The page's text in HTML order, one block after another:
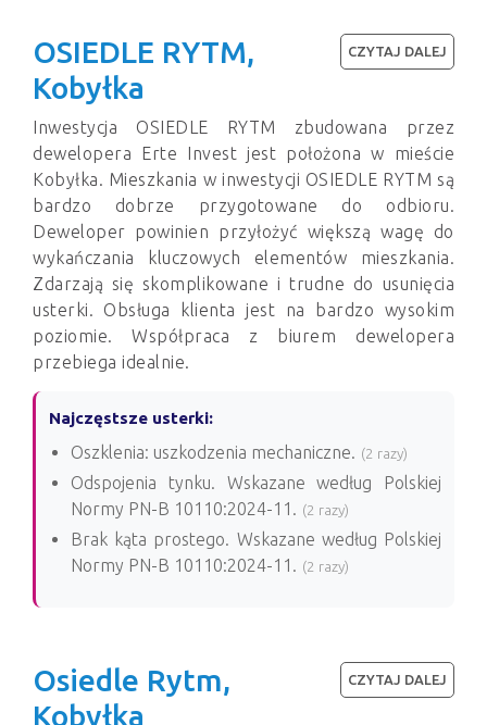
OSIEDLE RYTM,
Kobyłka
Inwestycja OSIEDLE RYTM zbudowana przez
dewelopera Erte Invest jest położona w mieście
Kobyłka. Mieszkania w inwestycji OSIEDLE RYTM są
bardzo dobrze przygotowane do odbioru.
Deweloper powinien przyłożyć większą wagę do
wykańczania kluczowych elementów mieszkania.
Zdarzają się skomplikowane i trudne do usunięcia
usterki. Obsługa klienta jest na bardzo wysokim
poziomie. Współpraca z biurem dewelopera
przebiega idealnie.
Najczęstsze usterki:
Oszklenia: uszkodzenia mechaniczne. (2 razy)
Odspojenia tynku. Wskazane według Polskiej
Normy PN-B 10110:2024-11. (2 razy)
Brak kąta prostego. Wskazane według Polskiej
Normy PN-B 10110:2024-11. (2 razy)
CZYTAJ DALEJ
Osiedle Rytm,
Kobyłka
CZYTAJ DALEJ